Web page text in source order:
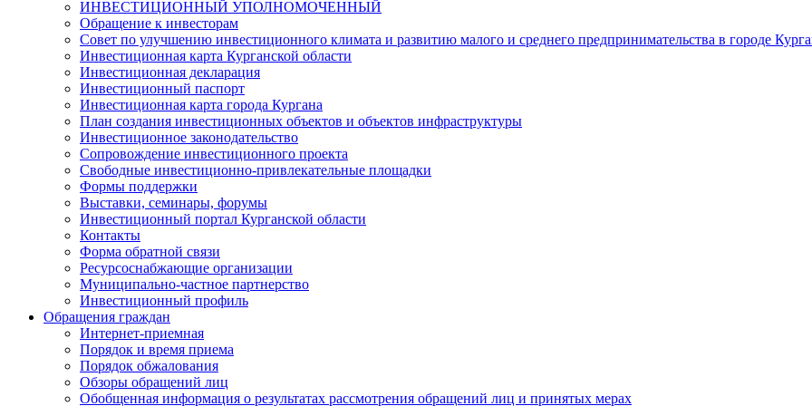
ИНВЕСТИЦИОННЫЙ УПОЛНОМОЧЕННЫЙ
Обращение к инвесторам
Совет по улучшению инвестиционного климата и развитию малого и среднего предпринимательства в городе
Инвестиционная карта Курганской области
Инвестиционная декларация
Инвестиционный паспорт
Инвестиционная карта города Кургана
План создания инвестиционных объектов и объектов инфраструктуры
Инвестиционное законодательство
Сопровождение инвестиционного проекта
Свободные инвестиционно-привлекательные площадки
Формы поддержки
Выставки, семинары, форумы
Инвестиционный портал Курганской области
Контакты
Форма обратной связи
Ресурсоснабжающие организации
Муниципально-частное партнерство
Инвестиционный профиль
Обращения граждан
Интернет-приемная
Порядок и время приема
Порядок обжалования
Обзоры обращений лиц
Обобщенная информация о результатах рассмотрения обращений лиц и принятых мерах